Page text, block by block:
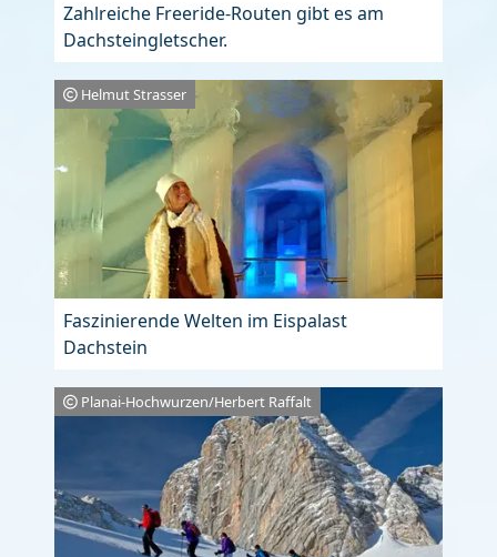
Zahlreiche Freeride-Routen gibt es am
Dachsteingletscher.
Helmut Strasser
Faszinierende Welten im Eispalast
Dachstein
Planai-Hochwurzen/Herbert Raffalt